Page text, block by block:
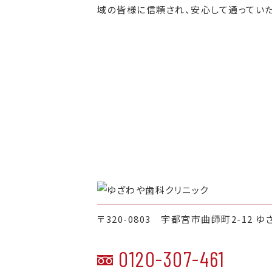
域の皆様に信頼され、安心して通ってい
〒320-0803 宇都宮市曲師町2-12 ゆ
0120-307-461